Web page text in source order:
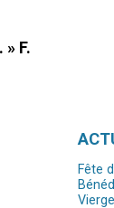
Fête
F.